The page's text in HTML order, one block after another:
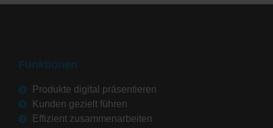
Funktionen
Produkte digital präsentieren
Kunden gezielt führen
Effizient zusammenarbeiten